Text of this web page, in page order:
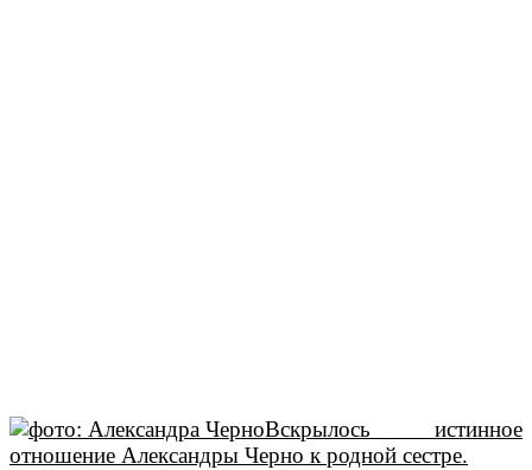
Вскрылось истинное
отношение Александры Черно к родной сестре.